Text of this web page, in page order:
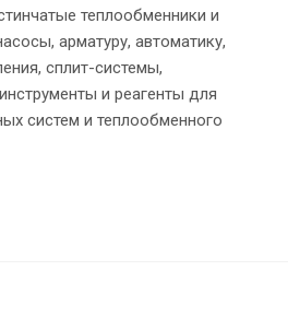
теплообменники и
арматуру, автоматику,
сплит-системы,
и реагенты для
систем и теплообменного